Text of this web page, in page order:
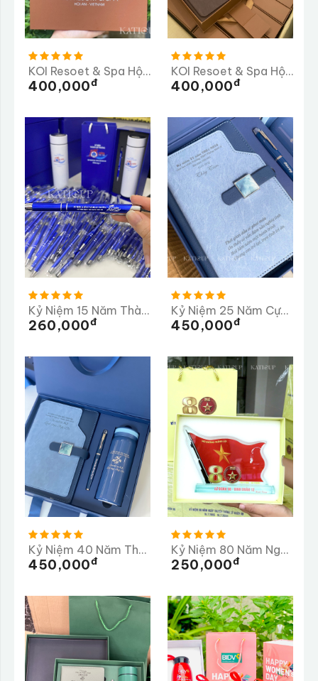
KOI Resoet & Spa Hội An
400,000Đ
KOI Resoet & Spa Hội An Lần 2
400,000Đ
Kỷ Niệm 15 Năm Thành Lập Trường Tiểu Học Ngọc Linh
260,000Đ
Kỷ Niệm 25 Năm Cựu Học Sinh Trường THPT Thống Nhất A
450,000Đ
Kỷ Niệm 40 Năm Thành Lập Trường PTTH Lộc Thanh 1985-2025
450,000Đ
Kỷ Niệm 80 Năm Ngày Truyền Thống Lữ Đoàn 98
250,000Đ